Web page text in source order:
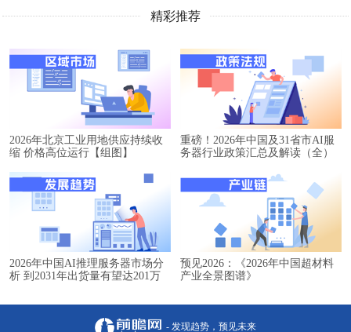
精彩推荐
2026年北京工业用地供应持续收
缩 价格高位运行【组图】
重磅！2026年中国及31省市AI服
务器行业政策汇总及解读（全）
2026年中国AI推理服务器市场分
析 到2031年出货量有望达201万
预见2026：《2026年中国超材料
产业全景图谱》
- 发现趋势，预见未来